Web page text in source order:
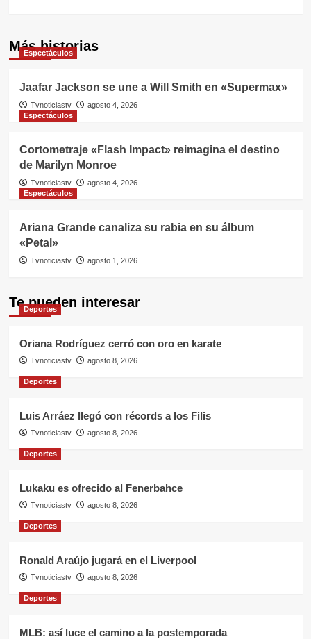
Más historias
Espectáculos
Jaafar Jackson se une a Will Smith en «Supermax»
Tvnoticiastv
agosto 4, 2026
Espectáculos
Cortometraje «Flash Impact» reimagina el destino
de Marilyn Monroe
Tvnoticiastv
agosto 4, 2026
Espectáculos
Ariana Grande canaliza su rabia en su álbum
«Petal»
Tvnoticiastv agosto 1, 2026
Te pueden interesar
Deportes
Oriana Rodríguez cerró con oro en karate
Tvnoticiastv agosto 8, 2026
Deportes
Luis Arráez llegó con récords a los Filis
Tvnoticiastv agosto 8, 2026
Deportes
Lukaku es ofrecido al Fenerbahce
Tvnoticiastv agosto 8, 2026
Deportes
Ronald Araújo jugará en el Liverpool
Tvnoticiastv agosto 8, 2026
Deportes
MLB: así luce el camino a la postemporada